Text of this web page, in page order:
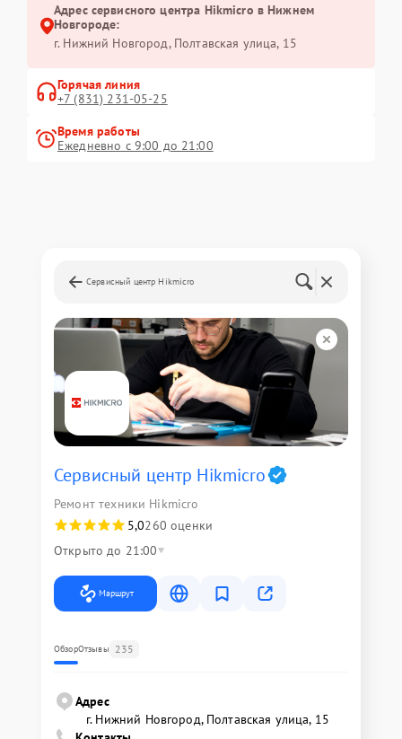
Адрес сервисного центра Hikmicro в Нижнем
Новгороде:
г. Нижний Новгород, Полтавская улица, 15
Горячая линия
+7 (831) 231-05-25
Время работы
Ежедневно с 9:00 до 21:00
Сервисный центр Hikmicro
Сервисный центр Hikmicro
Ремонт техники Hikmicro
5,0260 оценки
Открыто до 21:00
Маршрут
ОбзорОтзывы 235
Адрес
г. Нижний Новгород, Полтавская улица, 15